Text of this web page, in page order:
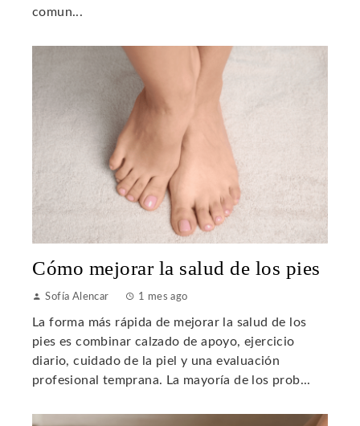
comun...
Cómo mejorar la salud de los pies
Sofía Alencar 1 mes ago
La forma más rápida de mejorar la salud de los
pies es combinar calzado de apoyo, ejercicio
diario, cuidado de la piel y una evaluación
profesional temprana. La mayoría de los prob...